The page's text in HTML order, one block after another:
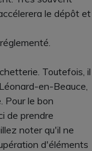
le dépôt et
Toutefois, il
en-Beauce,
Pour le bon
de prendre
noter qu'il ne
d'éléments